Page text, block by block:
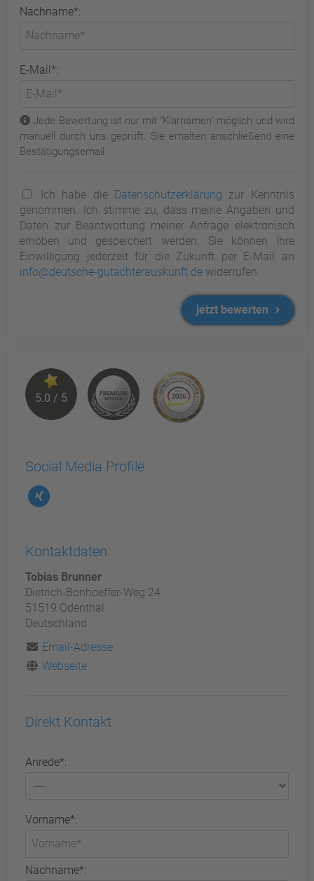
Nachname*:
E-Mail*:
Jede Bewertung ist nur mit "Klarnamen" möglich und wird
manuell durch uns geprüft. Sie erhalten anschließend eine
Bestätigungsemail.
Ich habe die Datenschutzerklärung zur Kenntnis
genommen. Ich stimme zu, dass meine Angaben und
Daten zur Beantwortung meiner Anfrage elektronisch
erhoben und gespeichert werden. Sie können Ihre
Einwilligung jederzeit für die Zukunft per E-Mail an
info@deutsche-gutachterauskunft.de widerrufen.
jetzt bewerten
5.0 / 5
Social Media Profile
Kontaktdaten
Tobias Brunner
Dietrich-Bonhoeffer-Weg 24
51519 Odenthal
Deutschland
Email-Adresse
Webseite
Direkt Kontakt
Anrede*:
Vorname*:
Nachname*: